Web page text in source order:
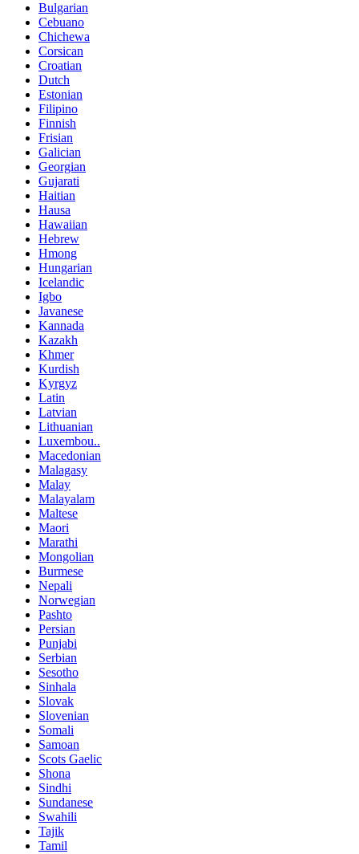
Bulgarian
Cebuano
Chichewa
Corsican
Croatian
Dutch
Estonian
Filipino
Finnish
Frisian
Galician
Georgian
Gujarati
Haitian
Hausa
Hawaiian
Hebrew
Hmong
Hungarian
Icelandic
Igbo
Javanese
Kannada
Kazakh
Khmer
Kurdish
Kyrgyz
Latin
Latvian
Lithuanian
Luxembou..
Macedonian
Malagasy
Malay
Malayalam
Maltese
Maori
Marathi
Mongolian
Burmese
Nepali
Norwegian
Pashto
Persian
Punjabi
Serbian
Sesotho
Sinhala
Slovak
Slovenian
Somali
Samoan
Scots Gaelic
Shona
Sindhi
Sundanese
Swahili
Tajik
Tamil